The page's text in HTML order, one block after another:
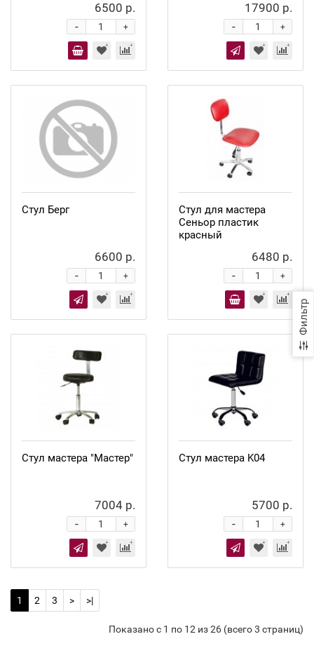
Фильтр
6500 р.
+
-
17900 р.
+
-
Стул Берг
6600 р.
+
-
Стул для мастера
Сеньор пластик
красный
6480 р.
+
-
Стул мастера "Мастер"
7004 р.
+
-
Стул мастера K04
5700 р.
+
-
1 2 3 > >|
Показано с 1 по 12 из 26 (всего 3 страниц)